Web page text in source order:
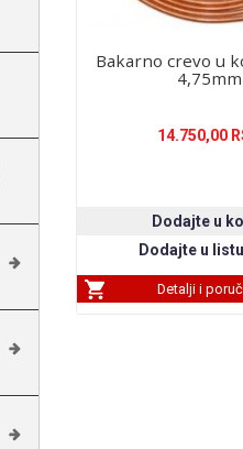
Bakarno crevo u
4,75mm
14.750,00
Detalji i